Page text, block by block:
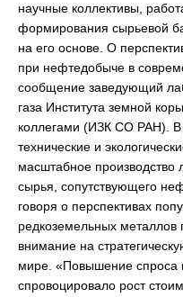
научные коллективы,
формирования сырьевой
на его основе. О
при нефтедобыче в
сообщение заведующий
газа Института земной
коллегами (ИЗК СО РАН). В
технические и
масштабное производство
сырья, сопутствующего
говоря о перспективах
редкоземельных
внимание на
мире. «Повышение спроса
спровоцировало рост